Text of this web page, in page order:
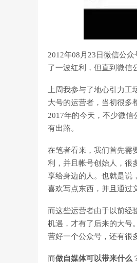
2012年08月23日微信公
了一波红利，但直到微信
上周我参与了地心引力
大号的运营者，当初很多
2017年的今天，不少微
有出路。
在笔者看来，我们首先需
利，并且帐号创始人，很
享给身边的人。也就是说
喜欢写点东西，并且通过
而这些运营者由于以前经
机遇，才有了后来的大号
营好一个公众号，还有很
而做自媒体可以带来什么